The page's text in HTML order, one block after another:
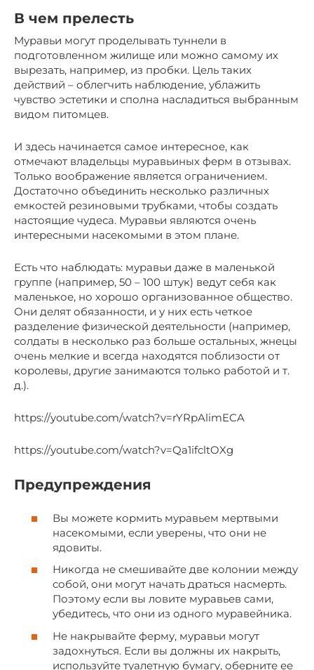
В чем прелесть
Муравьи могут проделывать туннели в
подготовленном жилище или можно самому их
вырезать, например, из пробки. Цель таких
действий – облегчить наблюдение, ублажить
чувство эстетики и сполна насладиться выбранным
видом питомцев.
И здесь начинается самое интересное, как
отмечают владельцы муравьиных ферм в отзывах.
Только воображение является ограничением.
Достаточно объединить несколько различных
емкостей резиновыми трубками, чтобы создать
настоящие чудеса. Муравьи являются очень
интересными насекомыми в этом плане.
Есть что наблюдать: муравьи даже в маленькой
группе (например, 50 – 100 штук) ведут себя как
маленькое, но хорошо организованное общество.
Они делят обязанности, и у них есть четкое
разделение физической деятельности (например,
солдаты в несколько раз больше остальных, жнецы
очень мелкие и всегда находятся поблизости от
королевы, другие занимаются только работой и т.
д.).
https://youtube.com/watch?v=rYRpAlimECA
https://youtube.com/watch?v=Qa1ifcltOXg
Предупреждения
Вы можете кормить муравьем мертвыми
насекомыми, если уверены, что они не
ядовиты.
Никогда не смешивайте две колонии между
собой, они могут начать драться насмерть.
Поэтому если вы ловите муравьев сами,
убедитесь, что они из одного муравейника.
Не накрывайте ферму, муравьи могут
задохнуться. Если вы должны их накрыть,
используйте туалетную бумагу, оберните ее